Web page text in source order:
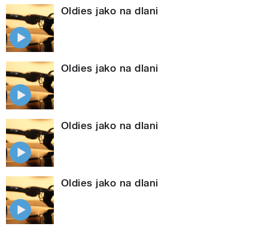
Oldies jako na dlani
Oldies jako na dlani
Oldies jako na dlani
Oldies jako na dlani